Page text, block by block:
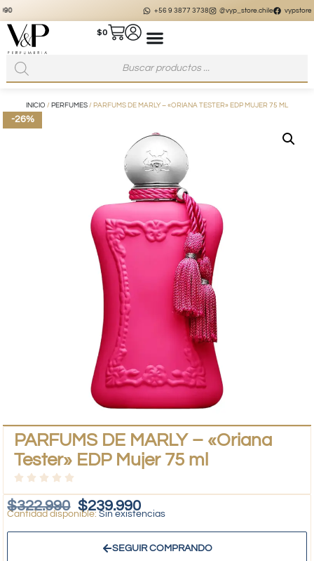
@vyp_store.chile vypstore.cl
$0
INICIO / PERFUMES / PARFUMS DE MARLY – «ORIANA TESTER» EDP MUJER 75 ML
-26%
PARFUMS DE MARLY – «Oriana
Tester» EDP Mujer 75 ml
$322.990 $239.990
Sin existencias
SEGUIR COMPRANDO